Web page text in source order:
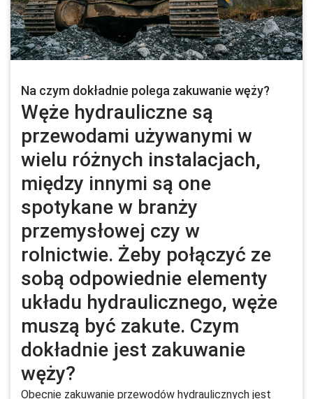
Na czym dokładnie polega zakuwanie węży?
Węże hydrauliczne są
przewodami używanymi w
wielu różnych instalacjach,
między innymi są one
spotykane w branży
przemysłowej czy w
rolnictwie. Żeby połączyć ze
sobą odpowiednie elementy
układu hydraulicznego, węże
muszą być zakute. Czym
dokładnie jest zakuwanie
węży?
Obecnie zakuwanie przewodów hydraulicznych jest